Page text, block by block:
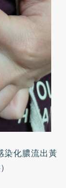
染化膿流出黃